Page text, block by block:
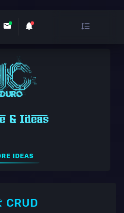
IDEAS
CRUD